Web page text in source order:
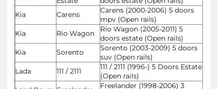
Kia
Carens
Carens (2000-2006) 5 doors
mpv (Open rails)
Kia
Rio Wagon
Rio Wagon (2005-2011) 5
doors estate (Open rails)
Kia
Sorento
Sorento (2003-2009) 5 doors
suv (Open rails)
Lada
111 / 2111
111 / 2111 (1996-) 5 Doors Estate
(Open rails)
Freelander (1998-2006) 3